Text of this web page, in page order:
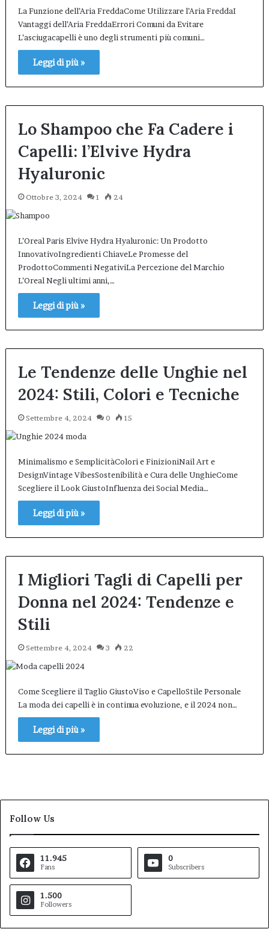
La Funzione dell’Aria FreddaCome Utilizzare l’Aria FreddaI
Vantaggi dell’Aria FreddaErrori Comuni da Evitare
L’asciugacapelli è uno degli strumenti più comuni…
Leggi di più »
Lo Shampoo che Fa Cadere i
Capelli: l’Elvive Hydra
Hyaluronic
Ottobre 3, 2024 1 24
L’Oreal Paris Elvive Hydra Hyaluronic: Un Prodotto
InnovativoIngredienti ChiaveLe Promesse del
ProdottoCommenti NegativiLa Percezione del Marchio
L’Oreal Negli ultimi anni,…
Leggi di più »
Le Tendenze delle Unghie nel
2024: Stili, Colori e Tecniche
Settembre 4, 2024 0 15
Minimalismo e SemplicitàColori e FinizioniNail Art e
DesignVintage VibesSostenibilità e Cura delle UnghieCome
Scegliere il Look GiustoInfluenza dei Social Media…
Leggi di più »
I Migliori Tagli di Capelli per
Donna nel 2024: Tendenze e
Stili
Settembre 4, 2024 3 22
Come Scegliere il Taglio GiustoViso e CapelloStile Personale
La moda dei capelli è in continua evoluzione, e il 2024 non…
Leggi di più »
Follow Us
11.945
Fans
0
Subscribers
1.500
Followers